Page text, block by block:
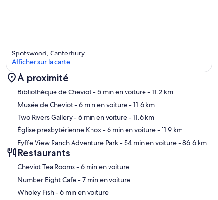
Carte
Spotswood, Canterbury
Afficher sur la carte
À proximité
Bibliothèque de Cheviot- 5 min en voiture- 11.2 km
Musée de Cheviot- 6 min en voiture- 11.6 km
Two Rivers Gallery- 6 min en voiture- 11.6 km
Église presbytérienne Knox- 6 min en voiture- 11.9 km
Fyffe View Ranch Adventure Park- 54 min en voiture- 86.6 km
Restaurants
‪Cheviot Tea Rooms - ‬6 min en voiture
‪Number Eight Cafe - ‬7 min en voiture
‪Wholey Fish - ‬6 min en voiture